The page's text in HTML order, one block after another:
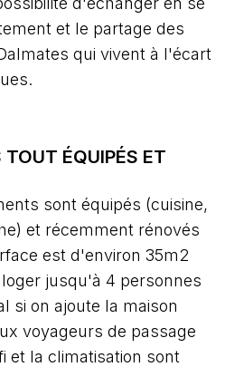
et le partage des
qui vivent à l'écart
ÉQUIPÉS ET
sont équipés (cuisine,
et récemment rénovés
est d'environ 35m2
jusqu'à 4 personnes
si on ajoute la maison
voyageurs de passage
et la climatisation sont